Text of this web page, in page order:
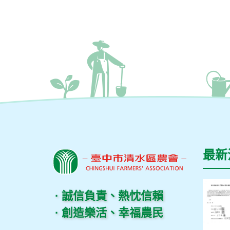
· 誠信負責、熱忱信賴
· 創造樂活、幸福農民
最